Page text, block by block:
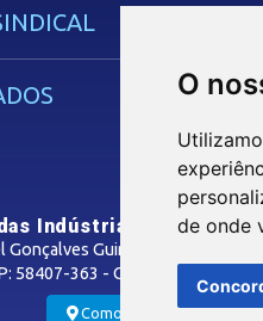
O
de onde
Indústrias do Estado
Gonçalves Guimarães, 195 - José
58407-363 - Campina Grande-PB
Como Chegar